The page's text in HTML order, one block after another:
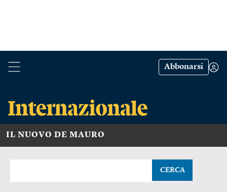
Abbonarsi
IL NUOVO DE MAURO
CERCA